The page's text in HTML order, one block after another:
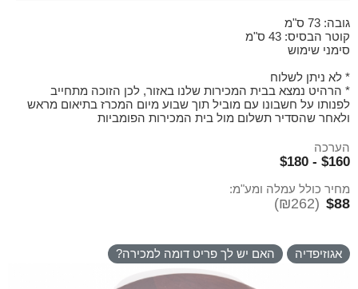
גובה: 73 ס"מ
קוטר הבסיס: 43 ס"מ
סימני שימוש
* לא ניתן לשלוח
* הרהיט נמצא בבית המכירות שלנו באזור, לכן הזוכה מתחייב
לפנותו על חשבונו עם מוביל תוך שבוע מיום המכרז בתיאום מראש
ולאחר שהסדיר תשלום מול בית המכירות הפומביות
הערכה
$160 - $180
מחיר כולל עמלה ומע"מ:
$88
(₪262)
אגוזיפדיה האם יש לך פריט דומה למכירה?